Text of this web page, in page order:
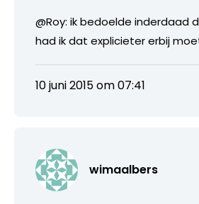
@Roy: ik bedoelde inderdaad
had ik dat explicieter erbij
10 juni 2015 om 07:41
wimaalbers